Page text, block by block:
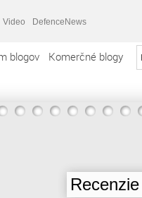
Video DefenceNews
blogov Komerčné blogy